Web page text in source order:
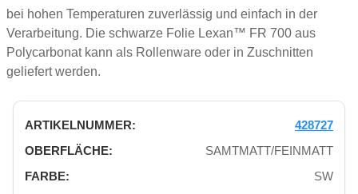
bei hohen Temperaturen zuverlässig und einfach in der
Verarbeitung. Die schwarze Folie Lexan™ FR 700 aus
Polycarbonat kann als Rollenware oder in Zuschnitten
geliefert werden.
428727
SAMTMATT/FEINMATT
SW